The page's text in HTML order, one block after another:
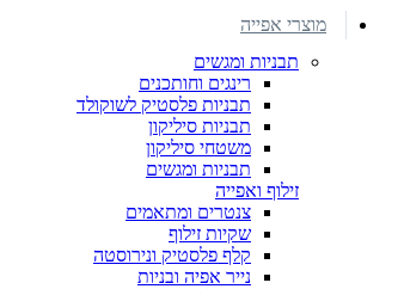
מוצרי אפייה
תבניות ומגשים
רינגים וחותכנים
תבניות פלסטיק לשוקולד
תבניות סיליקון
משטחי סיליקון
תבניות ומגשים
זילוף ואפייה
צנטרים ומתאמים
שקיות זילוף
קלף פלסטיק ונירוסטה
נייר אפיה ובניות